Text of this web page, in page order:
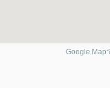
Google Map